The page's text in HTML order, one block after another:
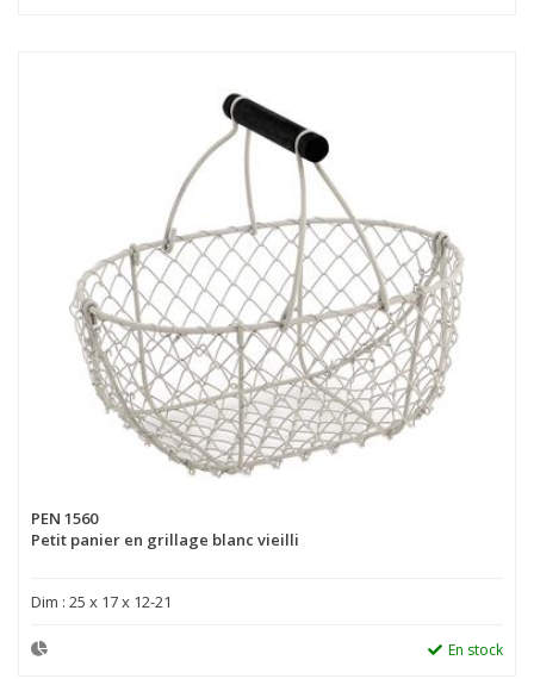
PEN 1560
Petit panier en grillage blanc vieilli
Dim : 25 x 17 x 12-21
En stock